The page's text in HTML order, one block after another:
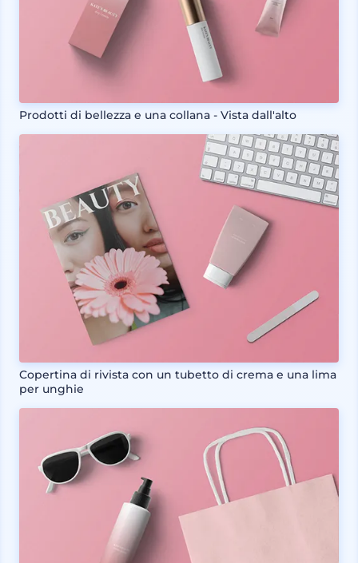
Prodotti di bellezza e una collana - Vista dall'alto
Copertina di rivista con un tubetto di crema e una lima
per unghie